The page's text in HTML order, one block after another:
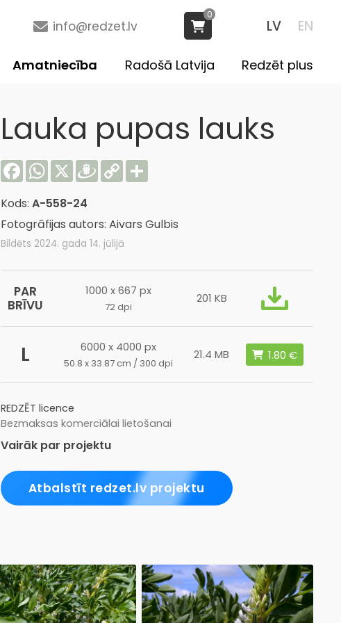
LV EN
info@redzet.lv
0
Redzēt plus
Radošā Latvija
Amatniecība
Lauka pupas lauks
Facebook
WhatsApp
X Draugiem
Copy
Link
Share
Kods: A-558-24
Fotogrāfijas autors: Aivars Gulbis
Bildēts 2024. gada 14. jūlijā
PAR
BRĪVU
1000 x 667 px
72 dpi
201 KB
L 6000 x 4000 px
50.8 x 33.87 cm / 300 dpi
21.4 MB
REDZĒT licence
Bezmaksas komerciālai lietošanai
Vairāk par projektu
Atbalstīt redzet.lv projektu